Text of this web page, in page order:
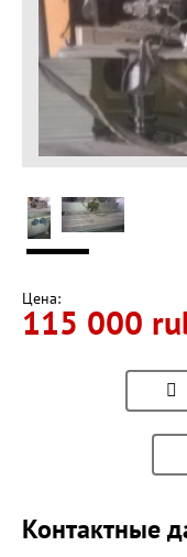
Цена:
115 000
Контактные